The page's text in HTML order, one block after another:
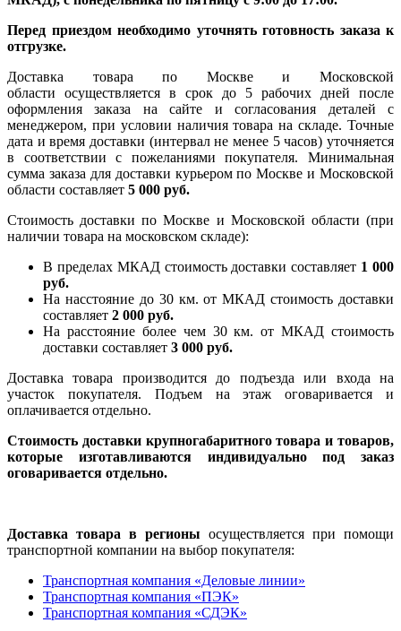
Перед приездом необходимо уточнять готовность заказа к
отгрузке.
Доставка товара по Москве и Московской
области осуществляется в срок до 5 рабочих дней после
оформления заказа на сайте и согласования деталей с
менеджером, при условии наличия товара на складе. Точные
дата и время доставки (интервал не менее 5 часов) уточняется
в соответствии с пожеланиями покупателя. Минимальная
сумма заказа для доставки курьером по Москве и Московской
области составляет 5 000 руб.
Стоимость доставки по Москве и Московской области (при
наличии товара на московском складе):
В пределах МКАД стоимость доставки составляет 1 000
руб.
На насcтояние до 30 км. от МКАД стоимость доставки
составляет 2 000 руб.
На расстояние более чем 30 км. от МКАД стоимость
доставки составляет 3 000 руб.
Доставка товара производится до подъезда или входа на
участок покупателя. Подъем на этаж оговаривается и
оплачивается отдельно.
Стоимость доставки крупногабаритного товара и товаров,
которые изготавливаются индивидуально под заказ
оговаривается отдельно.
Доставка товара в регионы осуществляется при помощи
транспортной компании на выбор покупателя:
Транспортная компания «Деловые линии»
Транспортная компания «ПЭК»
Транспортная компания «СДЭК»